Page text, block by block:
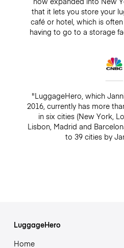
that it lets you store your
café or hotel, which is
having to go to a storage
"LuggageHero, which
2016, currently has more
in six cities (New York,
Lisbon, Madrid and
to 39 cities by
LuggageHero
Home